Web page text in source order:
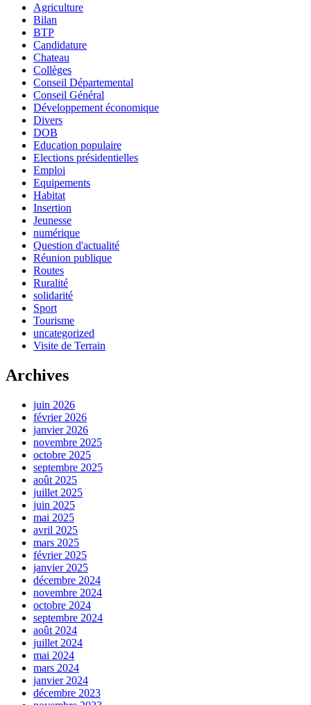
Agriculture
Bilan
BTP
Candidature
Chateau
Collèges
Conseil Départemental
Conseil Général
Développement économique
Divers
DOB
Education populaire
Elections présidentielles
Emploi
Equipements
Habitat
Insertion
Jeunesse
numérique
Question d'actualité
Réunion publique
Routes
Ruralité
solidarité
Sport
Tourisme
uncategorized
Visite de Terrain
Archives
juin 2026
février 2026
janvier 2026
novembre 2025
octobre 2025
septembre 2025
août 2025
juillet 2025
juin 2025
mai 2025
avril 2025
mars 2025
février 2025
janvier 2025
décembre 2024
novembre 2024
octobre 2024
septembre 2024
août 2024
juillet 2024
mai 2024
mars 2024
janvier 2024
décembre 2023